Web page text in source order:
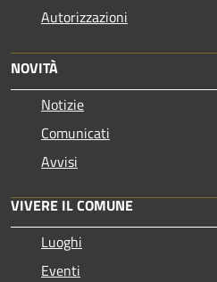
Autorizzazioni
NOVITÀ
Notizie
Comunicati
Avvisi
VIVERE IL COMUNE
Luoghi
Eventi